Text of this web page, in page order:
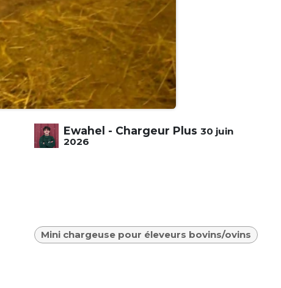
Ewahel - Chargeur Plus 30 juin
2026
Mini chargeuse pour éleveurs bovins/ovins